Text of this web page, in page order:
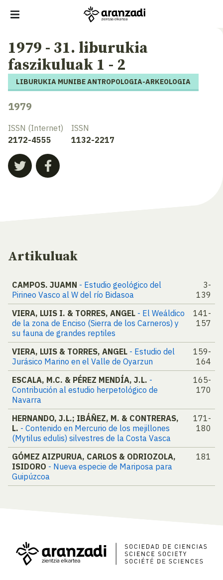
1979 - 31. liburukia
faszikuluak 1 - 2
LIBURUKIA MUNIBE ANTROPOLOGIA-ARKEOLOGIA
1979
ISSN (Internet)
2172-4555
ISSN
1132-2217
Artikuluak
CAMPOS. JUAMN - Estudio geológico del
Pirineo Vasco al W del río Bidasoa
3-
139
VIERA, LUIS I. & TORRES, ANGEL - El Weáldico
de la zona de Enciso (Sierra de los Carneros) y
su fauna de grandes reptiles
141-
157
VIERA, LUIS & TORRES, ANGEL - Estudio del
Jurásico Marino en el Valle de Oyarzun
159-
164
ESCALA, M.C. & PÉREZ MENDÍA, J.L. -
Contribución al estudio herpetológico de
Navarra
165-
170
HERNANDO, J.L.; IBÁÑEZ, M. & CONTRERAS,
L. - Contenido en Mercurio de los mejillones
(Mytilus edulis) silvestres de la Costa Vasca
171-
180
GÓMEZ AIZPURUA, CARLOS & ODRIOZOLA,
ISIDORO - Nueva especie de Mariposa para
Guipúzcoa
181